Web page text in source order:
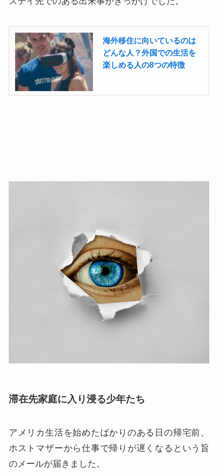
海外移住に向いているのは
どんな人？外国での生活を
楽しめる人の8つの特徴
滞在先家庭に入り浸る少年たち
アメリカ生活を始めたばかりのある日の帰宅前、
ホストマザーから仕事で帰りが遅くなるという旨
のメールが届きました。